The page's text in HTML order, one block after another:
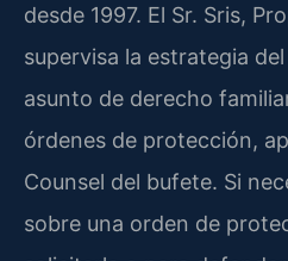
desde 1997. El Sr. Sris,
supervisa la estrategia
asunto de derecho
órdenes de protección,
Counsel del bufete. Si
sobre una orden de